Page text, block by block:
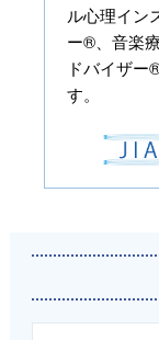
ル心理イン
ー®、音楽
ドバイザー
す。